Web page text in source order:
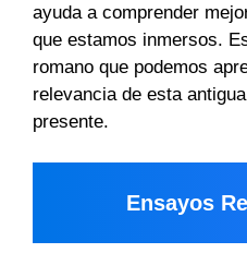
ayuda a comprender
que estamos inmersos.
romano que podemos
relevancia de esta
presente.
Ensayos